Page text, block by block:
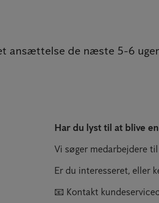
ansættelse de næste 5-6
Har du lyst til at blive
Vi søger medarbejdere
Er du interesseret, eller
📧 Kontakt